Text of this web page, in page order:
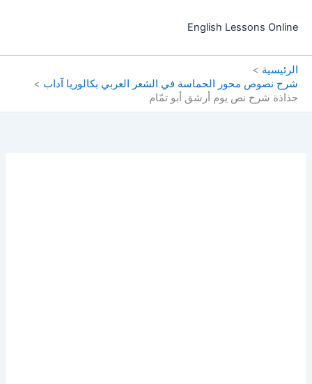
إلىEnglish Lessons Online
الرئيسية
شرح نصوص محور الحماسة في الشعر العربي بكالوريا آداب
جذاذة شرح نص يوم أرشق أبو تمّام